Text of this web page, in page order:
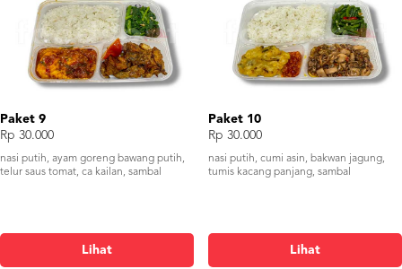
Paket 9
Rp 30.000
nasi putih, ayam goreng bawang putih,
telur saus tomat, ca kailan, sambal
Lihat
Paket 10
Rp 30.000
nasi putih, cumi asin, bakwan jagung,
tumis kacang panjang, sambal
Lihat